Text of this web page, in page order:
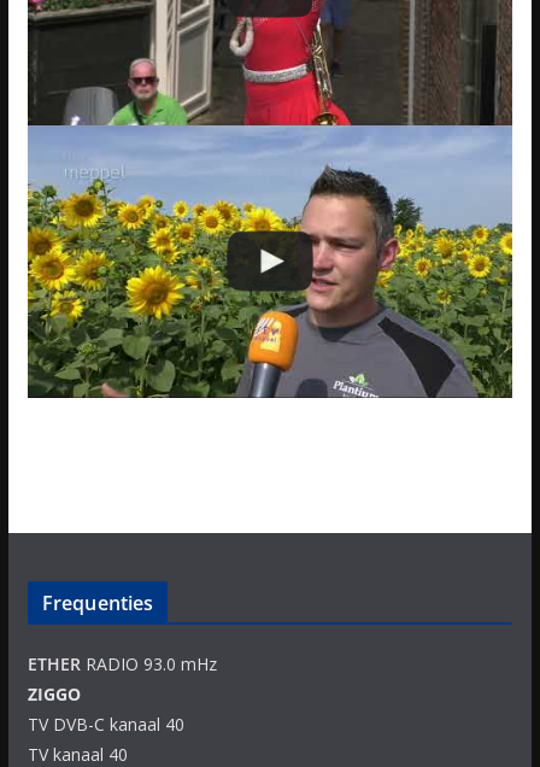
Frequenties
ETHERRADIO 93.0 mHz
ZIGGO
TV DVB-C kanaal 40
TV kanaal 40